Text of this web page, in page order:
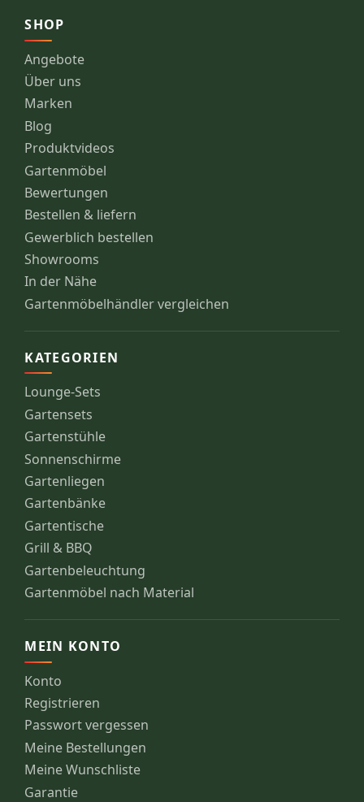
SHOP
Angebote
Über uns
Marken
Blog
Produktvideos
Gartenmöbel
Bewertungen
Bestellen & liefern
Gewerblich bestellen
Showrooms
In der Nähe
Gartenmöbelhändler vergleichen
KATEGORIEN
Lounge-Sets
Gartensets
Gartenstühle
Sonnenschirme
Gartenliegen
Gartenbänke
Gartentische
Grill & BBQ
Gartenbeleuchtung
Gartenmöbel nach Material
MEIN KONTO
Konto
Registrieren
Passwort vergessen
Meine Bestellungen
Meine Wunschliste
Garantie